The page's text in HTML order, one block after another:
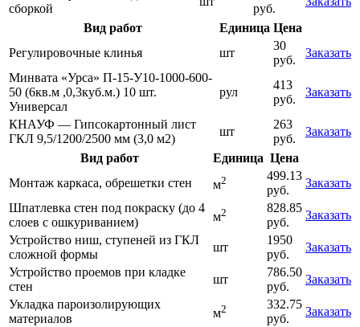
сборкой
руб.
Вид работ
Единица Цена
Регулировочные клинья
шт
30
руб.
Заказать
Минвата «Урса» П-15-У10-1000-600-
50 (6кв.м ,0,3куб.м.) 10 шт.
Универсал
рул
413
руб.
Заказать
КНАУФ — Гипсокартонный лист
ГКЛ 9,5/1200/2500 мм (3,0 м2)
шт
263
руб.
Заказать
Вид работ
Единица Цена
Монтаж каркаса, обрешетки стен
м2
499.13
руб.
Заказать
Шпатлевка стен под покраску (до 4
слоев с ошкуриванием)
м2
828.85
руб.
Заказать
Устройство ниш, ступеней из ГКЛ
сложной формы
шт
1950
руб.
Заказать
Устройство проемов при кладке
стен
шт
786.50
руб.
Заказать
Укладка пароизолирующих
материалов
м2
332.75
руб.
Заказать